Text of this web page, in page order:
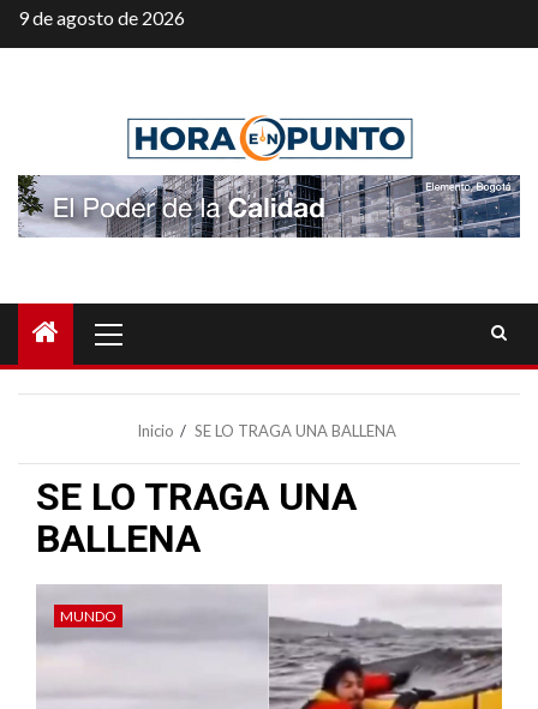
Saltar
al
9 de agosto de 2026
principal
Inicio SE LO TRAGA UNA BALLENA
SE LO TRAGA UNA
BALLENA
MUNDO